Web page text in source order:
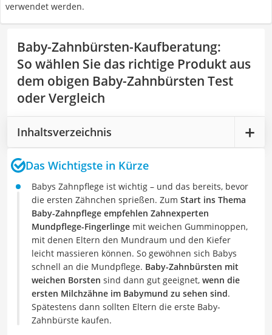
verwendet werden.
Baby-Zahnbürsten-Kaufberatung:
So wählen Sie das richtige Produkt aus
dem obigen Baby-Zahnbürsten Test
oder Vergleich
Inhaltsverzeichnis
Das Wichtigste in Kürze
Babys Zahnpflege ist wichtig – und das bereits, bevor
die ersten Zähnchen sprießen. Zum Start ins Thema
Baby-Zahnpflege empfehlen Zahnexperten
Mundpflege-Fingerlinge mit weichen Gumminoppen,
mit denen Eltern den Mundraum und den Kiefer
leicht massieren können. So gewöhnen sich Babys
schnell an die Mundpflege. Baby-Zahnbürsten mit
weichen Borsten sind dann gut geeignet, wenn die
ersten Milchzähne im Babymund zu sehen sind.
Spätestens dann sollten Eltern die erste Baby-
Zahnbürste kaufen.